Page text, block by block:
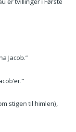
Jacob.”
stigen til himlen),